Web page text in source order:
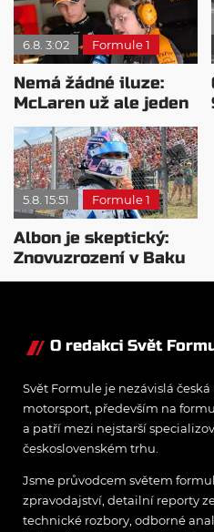
6.8. 3:02 Formule 1
Nemá žádné iluze:
McLaren už ale jeden
návrat ze dna dokázal
5.8. 15:51 Formule 1
Albon je skeptický:
Znovuzrození v Baku
nepovažuje za reálne
O redakci Svět
Svět Formule je nezávislá
motorsport, především na
a patří mezi nejstarší
československém trhu.
Jsme průvodcem světem
zpravodajství, detailní reporty
technické rozbory, odborné